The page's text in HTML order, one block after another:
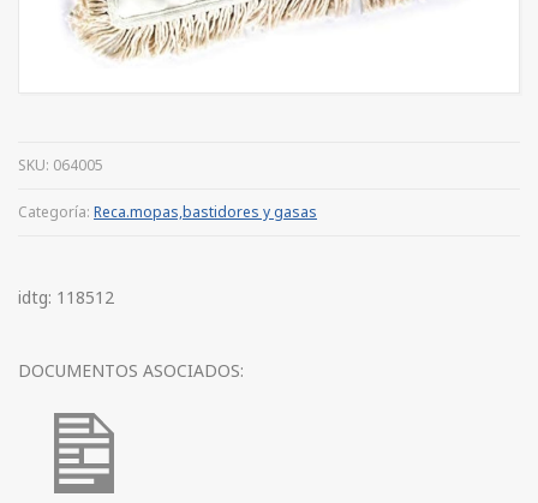
SKU: 064005
Categoría: Reca.mopas,bastidores y gasas
idtg: 118512
DOCUMENTOS ASOCIADOS: